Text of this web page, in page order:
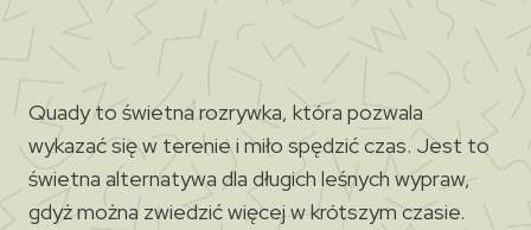
Quady to świetna rozrywka, która pozwala
wykazać się w terenie i miło spędzić czas. Jest to
świetna alternatywa dla długich leśnych wypraw,
gdyż można zwiedzić więcej w krótszym czasie.